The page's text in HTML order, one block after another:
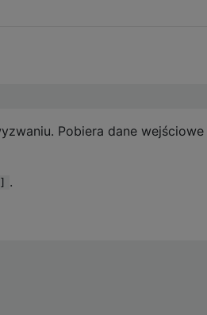
Pobiera dane
.